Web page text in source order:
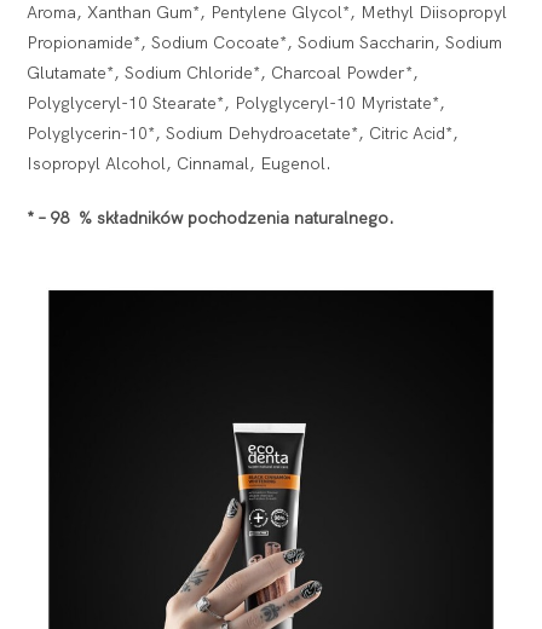
Aroma, Xanthan Gum*, Pentylene Glycol*, Methyl Diisopropyl
Propionamide*, Sodium Cocoate*, Sodium Saccharin, Sodium
Glutamate*, Sodium Chloride*, Charcoal Powder*,
Polyglyceryl-10 Stearate*, Polyglyceryl-10 Myristate*,
Polyglycerin-10*, Sodium Dehydroacetate*, Citric Acid*,
Isopropyl Alcohol, Cinnamal, Eugenol.
* – 98 % składników pochodzenia naturalnego.